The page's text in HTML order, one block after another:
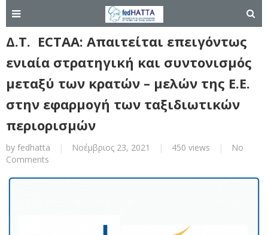
Δ.Τ. ECTAA: Απαιτείται επειγόντως
ενιαία στρατηγική και συντονισμός
μεταξύ των κρατών – μελών της Ε.Ε.
στην εφαρμογή των ταξιδιωτικών
περιορισμών
by fedhatta | Νοέμβριος 23, 2021 | 450 views |
No
Comments